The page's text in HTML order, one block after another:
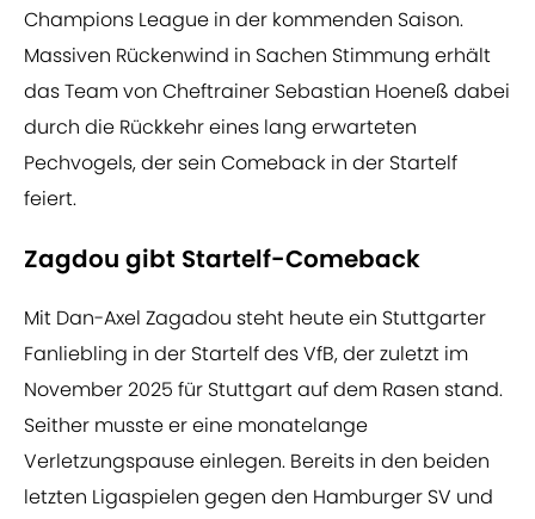
Champions League in der kommenden Saison.
Massiven Rückenwind in Sachen Stimmung erhält
das Team von Cheftrainer Sebastian Hoeneß dabei
durch die Rückkehr eines lang erwarteten
Pechvogels, der sein Comeback in der Startelf
feiert.
Zagdou gibt Startelf-Comeback
Mit Dan-Axel Zagadou steht heute ein Stuttgarter
Fanliebling in der Startelf des VfB, der zuletzt im
November 2025 für Stuttgart auf dem Rasen stand.
Seither musste er eine monatelange
Verletzungspause einlegen. Bereits in den beiden
letzten Ligaspielen gegen den Hamburger SV und